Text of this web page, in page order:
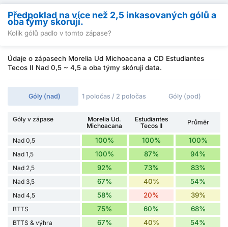
Předpoklad na více než 2,5 inkasovaných gólů a
oba týmy skorují.
Kolik gólů padlo v tomto zápase?
Údaje o zápasech Morelia Ud Michoacana a CD Estudiantes
Tecos II Nad 0,5 ~ 4,5 a oba týmy skórují data.
Góly (nad) 1 poločas / 2 poločas Góly (pod)
Góly v zápase
Morelia Ud.
Michoacana
Estudiantes
Tecos II
Průměr
Nad 0,5 100% 100% 100%
Nad 1,5 100% 87% 94%
Nad 2,5 92% 73% 83%
Nad 3,5 67% 40% 54%
Nad 4,5 58% 20% 39%
BTTS 75% 60% 68%
BTTS & výhra 67% 40% 54%